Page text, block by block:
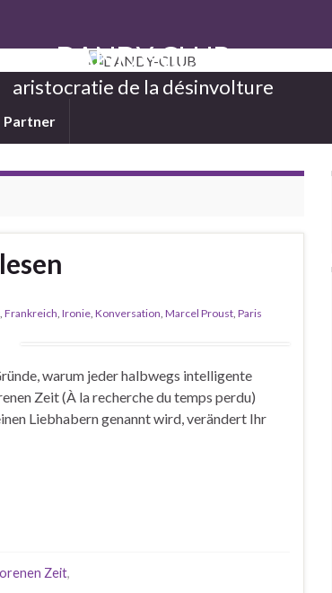
DANDY-CLUB
aristocratie de la désinvolture
Partner
, Frankreich, Ironie, Konversation, Marcel Proust, Paris
warum jeder halbwegs intelligente
Zeit (À la recherche du temps perdu)
Liebhabern genannt wird, verändert Ihr
Zeit,